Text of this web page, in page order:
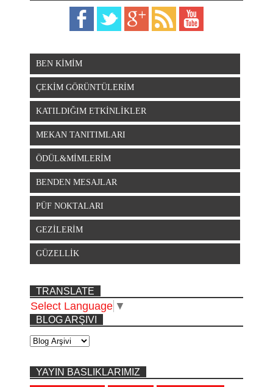
BEN KİMİM
ÇEKİM GÖRÜNTÜLERİM
KATILDIĞIM ETKİNLİKLER
MEKAN TANITIMLARI
ÖDÜL&MİMLERİM
BENDEN MESAJLAR
PÜF NOKTALARI
GEZİLERİM
GÜZELLİK
TRANSLATE
Select Language ▼
BLOG ARŞIVI
YAYIN BASLIKLARIMIZ